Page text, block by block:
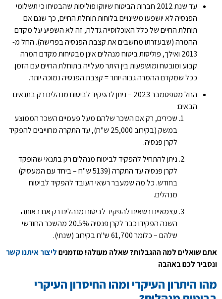
עד שנת 2012 חברות הביטוח שיווקו פוליסות שהבטיחו כי תשלומי
הפנסיה לא יושפעו משינויים בלוחות תוחלת החיים, כך שגם אם
תוחלת החיים של כלל האוכלוסייה גדלה, זה לא השפיע על מקדם
ההמרה (שבעזרתו מחשבים את קצבת הפנסיה בפרישה). החל מ-
2013 ואילך, פוליסות ביטוח מנהלים אינן מבטיחות מקדם המרה
קבוע ומובטח ומושפעות בין היתר מעלייה בתוחלת החיים עם הזמן.
ככל שמקדם ההמרה גבוה יותר = קצבת הפנסיה נמוכה יותר.
החל מספטמבר 2023 – ניתן להפקיד לביטוח מנהלים רק בתנאים
הבאים:
שכירים, רק אם השכר שלהם מעל פעמיים השכר הממוצע
במשק (בקירוב 25,000 ש"ח), עד התקרה מחוייבים להפקיד
לקרן פנסיה.
ניתן להתחיל להפקיד לביטוח מנהלים רק בתנאי שהופקד
לקרן פנסיה עד התקרה (5139 ש"ח – ביחד עם המעסיק)
בחודש. כל מה שמעבר רשאי העובד להפקיד לביטוח
מנהלים.
עצמאיים רשאים להפקיד לביטוח מנהלים רק אם באותה
השנה הפקידו כבר לקרן פנסיה 20.5% מהשכר החודשי
שלהם – כלומר 61,700 ש"ח בקירוב (שנתי).
אתם שואלים למה ההגבלות? שאלה מעולה! מוזמניםליצור איתנו קשר
ונסביר לכם באהבה
מהו היתרון העיקרי ומהו החיסרון העיקרי